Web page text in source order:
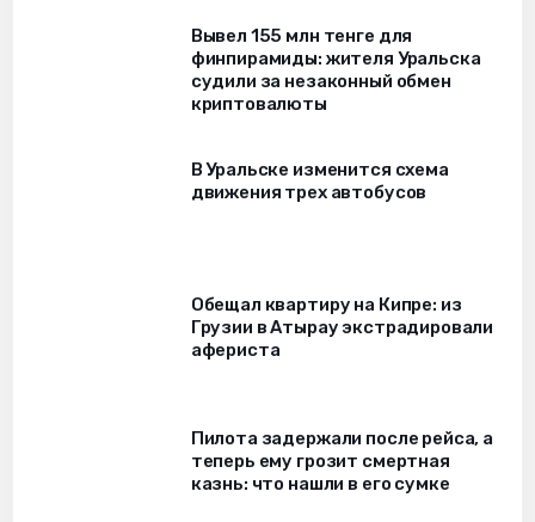
Вывел 155 млн тенге для
финпирамиды: жителя Уральска
судили за незаконный обмен
криптовалюты
В Уральске изменится схема
движения трех автобусов
Обещал квартиру на Кипре: из
Грузии в Атырау экстрадировали
афериста
Пилота задержали после рейса, а
теперь ему грозит смертная
казнь: что нашли в его сумке